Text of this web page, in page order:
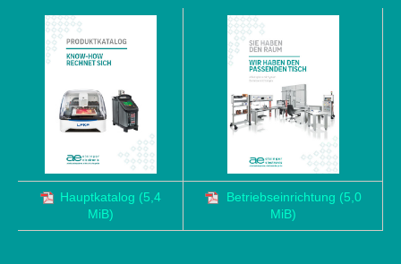
Hauptkatalog (5,4
MiB)
Betriebseinrichtung (5,0
MiB)